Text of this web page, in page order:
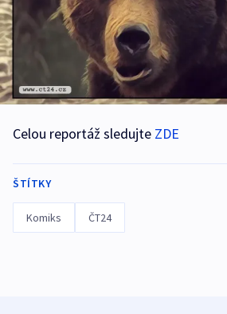
Celou reportáž sledujte ZDE
ŠTÍTKY
Komiks ČT24